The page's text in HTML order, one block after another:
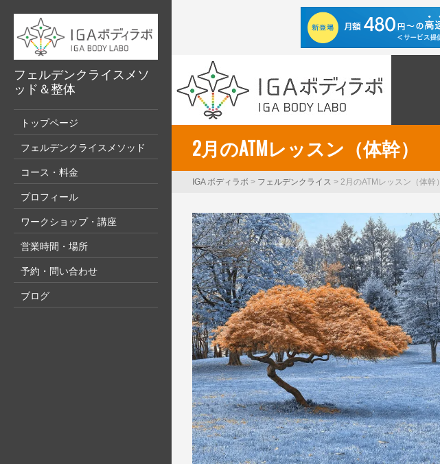
フェルデンクライスメソ
ッド＆整体
トップページ
フェルデンクライスメソッド
コース・料金
プロフィール
ワークショップ・講座
営業時間・場所
予約・問い合わせ
ブログ
2月のATMレッスン（体幹）
IGA ボディラボ > フェルデンクライス > 2月のATMレッスン（体幹）